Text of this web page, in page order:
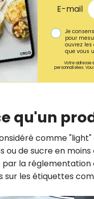
E-mail
Je
pour
ouvrez
que vous
Votre adresse
personnalisées.
qu'un
comme "light"
ou de sucre en
par la
sur les étiquettes